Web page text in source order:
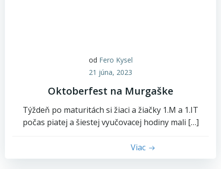
od Fero Kysel
21 júna, 2023
Oktoberfest na Murgaške
Týždeň po maturitách si žiaci a žiačky 1.M a 1.IT
počas piatej a šiestej vyučovacej hodiny mali […]
Viac